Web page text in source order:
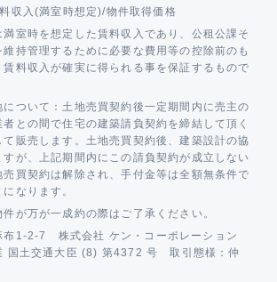
収入(満室時想定)/物件取得価格
室時を想定した賃料収入であり、公租公課そ
持管理するために必要な費用等の控除前のも
料収入が確実に得られる事を保証するもので
ついて：土地売買契約後一定期間内に売主の
との間で住宅の建築請負契約を締結して頂く
て販売します。土地売買契約後、建築設計の協
が、上記期間内にこの請負契約が成立しない
買契約は解除され、手付金等は全額無条件で
なります。
が万が一成約の際はご了承ください。
布1-2-7 株式会社 ケン・コーポレーション
国土交通大臣 (8) 第4372 号 取引態様：仲